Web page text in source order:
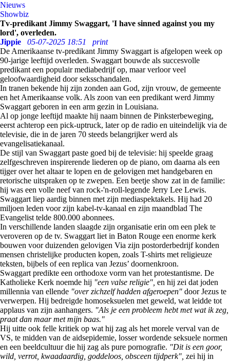
Nieuws
Showbiz
Tv-predikant Jimmy Swaggart, 'I have sinned against you my
lord', overleden.
Jippie
05-07-2025 18:51
print
De Amerikaanse tv-predikant Jimmy Swaggart is afgelopen week op
90-jarige leeftijd overleden. Swaggart bouwde als succesvolle
predikant een populair mediabedrijf op, maar verloor veel
geloofwaardigheid door seksschandalen.
In tranen bekende hij zijn zonden aan God, zijn vrouw, de gemeente
en het Amerikaanse volk. Als zoon van een predikant werd Jimmy
Swaggart geboren in een arm gezin in Louisiana.
Al op jonge leeftijd maakte hij naam binnen de Pinksterbeweging,
eerst achterop een pick-uptruck, later op de radio en uiteindelijk via de
televisie, die in de jaren 70 steeds belangrijker werd als
evangelisatiekanaal.
De stijl van Swaggart paste goed bij de televisie: hij speelde graag
zelfgeschreven inspirerende liederen op de piano, om daarna als een
tijger over het altaar te lopen en de gelovigen met handgebaren en
retorische uitspraken op te zwepen. Een beetje show zat in de familie:
hij was een volle neef van rock-'n-roll-legende Jerry Lee Lewis.
Swaggart liep aardig binnen met zijn mediaspektakels. Hij had 20
miljoen leden voor zijn kabel-tv-kanaal en zijn maandblad The
Evangelist telde 800.000 abonnees.
In verschillende landen slaagde zijn organisatie erin om een plek te
veroveren op de tv. Swaggart liet in Baton Rouge een enorme kerk
bouwen voor duizenden gelovigen Via zijn postorderbedrijf konden
mensen christelijke producten kopen, zoals T-shirts met religieuze
teksten, bijbels of een replica van Jezus’ doornenkroon.
Swaggart predikte een orthodoxe vorm van het protestantisme. De
Katholieke Kerk noemde hij "een valse religie", en hij zei dat joden
millennia van ellende "over zichzelf hadden afgeroepen" door Jezus te
verwerpen. Hij bedreigde homoseksuelen met geweld, wat leidde tot
applaus van zijn aanhangers. "Als je een probleem hebt met wat ik zeg,
praat dan maar met mijn baas."
Hij uitte ook felle kritiek op wat hij zag als het morele verval van de
VS, te midden van de aidsepidemie, losser wordende seksuele normen
en een beeldcultuur die hij zag als pure pornografie. "Dit is een goor,
wild, verrot, kwaadaardig, goddeloos, obsceen tijdperk", zei hij in